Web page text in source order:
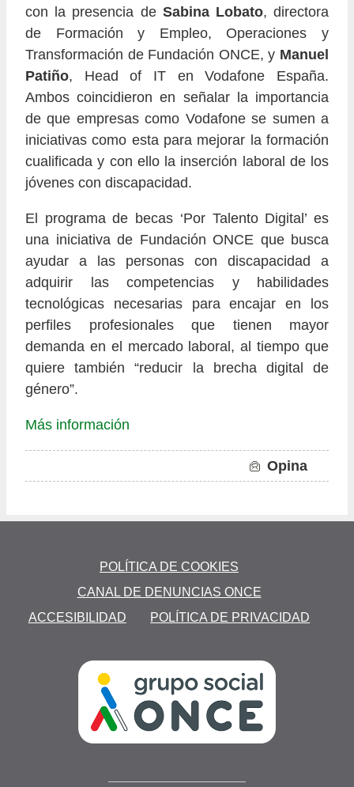
con la presencia de Sabina Lobato, directora
de Formación y Empleo, Operaciones y
Transformación de Fundación ONCE, y Manuel
Patiño, Head of IT en Vodafone España.
Ambos coincidieron en señalar la importancia
de que empresas como Vodafone se sumen a
iniciativas como esta para mejorar la formación
cualificada y con ello la inserción laboral de los
jóvenes con discapacidad.
El programa de becas ‘Por Talento Digital’ es
una iniciativa de Fundación ONCE que busca
ayudar a las personas con discapacidad a
adquirir las competencias y habilidades
tecnológicas necesarias para encajar en los
perfiles profesionales que tienen mayor
demanda en el mercado laboral, al tiempo que
quiere también “reducir la brecha digital de
género”.
Más información
Opina
POLÍTICA DE COOKIES
CANAL DE DENUNCIAS ONCE
ACCESIBILIDAD
POLÍTICA DE PRIVACIDAD